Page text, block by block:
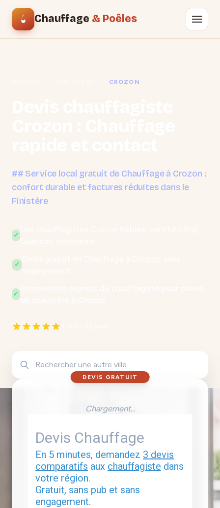
Chauffage & Poêles
CROZON
## Service local gratuit de Chauffage à Crozon :
confort durable et factures réduites dans le
Finistère
✓
✓
✓
de chaudière à Crozon.
DEVIS GRATUIT
Chargement...
Devis Chauffage
En 5 minutes, demandez 3 devis
comparatifs aux chauffagiste dans
votre région.
Gratuit, sans pub et sans
engagement.